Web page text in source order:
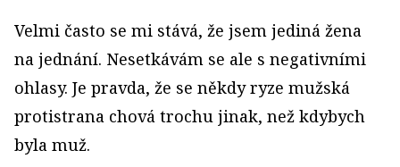
Velmi často se mi stává, že jsem jediná žena
na jednání. Nesetkávám se ale s negativními
ohlasy. Je pravda, že se někdy ryze mužská
protistrana chová trochu jinak, než kdybych
byla muž.